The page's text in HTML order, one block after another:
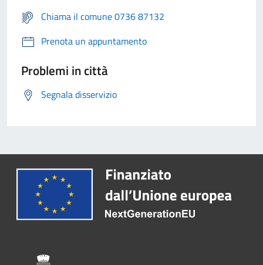
Chiama il comune 0736 87132
Prenota un appuntamento
Problemi in città
Segnala disservizio